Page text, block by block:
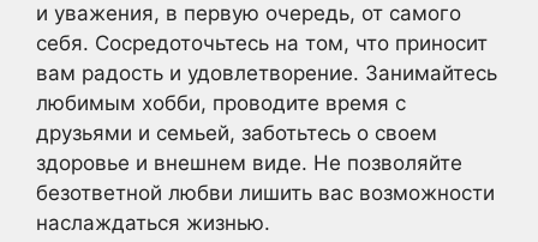
и уважения, в первую очередь, от самого
себя. Сосредоточьтесь на том, что приносит
вам радость и удовлетворение. Занимайтесь
любимым хобби, проводите время с
друзьями и семьей, заботьтесь о своем
здоровье и внешнем виде. Не позволяйте
безответной любви лишить вас возможности
наслаждаться жизнью.